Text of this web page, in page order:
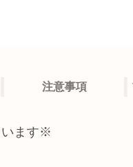
注意事項
います※